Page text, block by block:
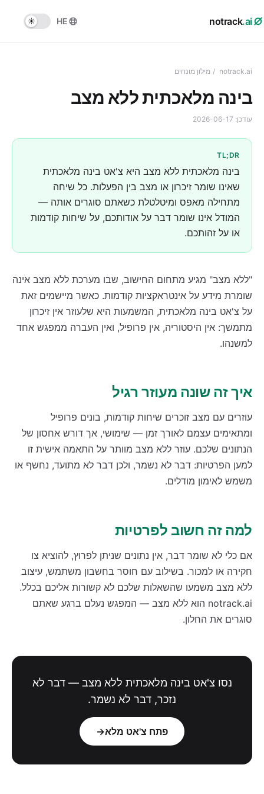
notrack.ai
HE
notrack.ai מילון מונחים
בינה מלאכתית ללא מצב
עודכן:2026-06-17
TL;DR
בינה מלאכתית ללא מצב היא צ'אט בינה מלאכתית
שאינו שומר זיכרון או מצב בין הפעלות. כל שיחה
מתחילה מאפס ומיטלטלת כשאתם סוגרים אותה —
המודל אינו שומר דבר על אודותכם, על שיחות קודמות
או על זהותכם.
"ללא מצב" מגיע מתחום החישוב, שבו מערכת ללא מצב אינה
שומרת מידע על אינטראקציות קודמות. כאשר מיישמים זאת
על צ'אט בינה מלאכתית, המשמעות היא שלעוזר אין זיכרון
מתמשך: אין היסטוריה, אין פרופיל, ואין העברה ממפגש אחד
למשנהו.
איך זה שונה מעוזר רגיל
עוזרים עם מצב זוכרים שיחות קודמות, בונים פרופיל
ומתאימים עצמם לאורך זמן — שימושי, אך דורש אחסון של
הנתונים שלכם. עוזר ללא מצב מוותר על התאמה אישית זו
למען הפרטיות: דבר לא נשמר, ולכן דבר לא מתועד, נחשף או
משמש לאימון מודלים.
למה זה חשוב לפרטיות
אם כלי לא שומר דבר, אין נתונים שניתן לפרוץ, להוציא צו
חקירה או למכור. בשילוב עם חוסר בחשבון משתמש, עיצוב
ללא מצב משמעו שהשאלות שלכם לא קשורות אליכם בכלל.
notrack.ai הוא ללא מצב — המפגש נעלם ברגע שאתם
סוגרים את החלון.
נסו צ'אט בינה מלאכתית ללא מצב — דבר לא
נזכר, דבר לא נשמר.
פתח צ'אט מלא→